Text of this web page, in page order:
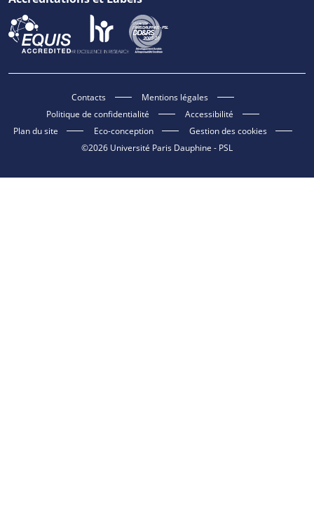
Contacts
Mentions légales
Politique de confidentialité
Accessibilité
Plan du site
Eco-conception
Gestion des cookies
©2026 Université Paris Dauphine - PSL